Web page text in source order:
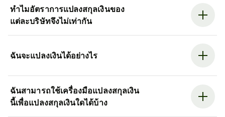
ทำไมอัตราการแปลงสกุลเงินของ
แต่ละบริษัทจึงไม่เท่ากัน
ฉันจะแปลงเงินได้อย่างไร
ฉันสามารถใช้เครื่องมือแปลงสกุลเงิน
นี้เพื่อแปลงสกุลเงินใดได้บ้าง